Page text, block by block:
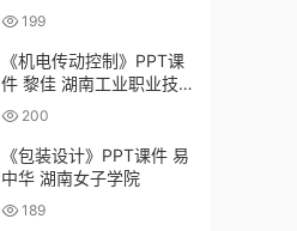
农业工程职业学院
199
《机电传动控制》PPT课
件 黎佳 湖南工业职业技
术学院
200
《包装设计》PPT课件 易
中华 湖南女子学院
189